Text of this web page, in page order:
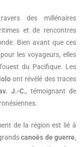
des millénaires
et de rencontres
Bien avant que ces
les voyageurs, elles
du Pacifique. Les
ont révélé des traces
J.-C., témoignant de
de la région est lié à
canoës de guerre,